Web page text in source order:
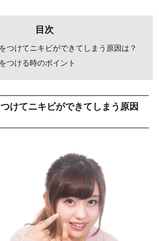
目次
つけてニキビができてしまう原因は？
つける時のポイント
けてニキビができてしまう原因